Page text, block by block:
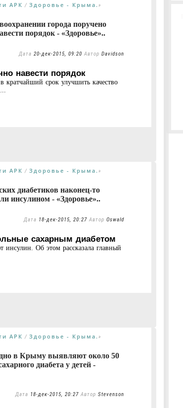
АРК / Здоровье - Крыма. »
города поручено
порядок - «Здоровье»..
Дата 20-дек-2015, 09:20 Автор Davidson
навести порядок
кратчайший срок улучшить качество
АРК / Здоровье - Крыма. »
диабетиков наконец-то
инсулином - «Здоровье»..
Дата 18-дек-2015, 20:27 Автор Oswald
сахарным диабетом
Об этом рассказала главный
АРК / Здоровье - Крыма. »
в Крыму выявляют около 50
диабета у детей -
Дата 18-дек-2015, 20:27 Автор Stevenson